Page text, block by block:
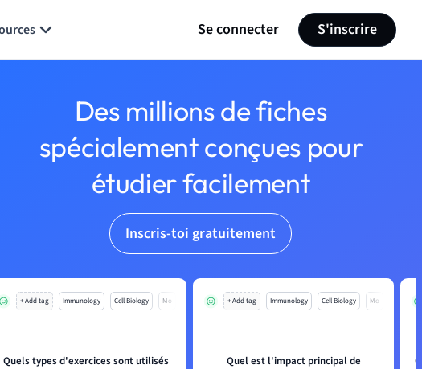
Se connecter S'inscrire
Des millions de fiches
spécialement conçues pour
étudier facilement
Inscris-toi gratuitement
+ Add tag Immunology Cell Biology Mo
Quels types d'exercices sont utilisés
+ Add tag Immunology Cell Biology Mo
Quel est l'impact principal de